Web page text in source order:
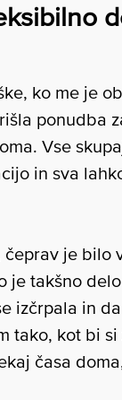
ko me je
ponudba
Vse
in sva
je bilo
je takšno
izčrpala in
tako, kot bi
časa